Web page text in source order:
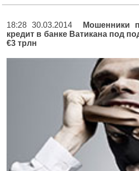
18:28 30.03.2014
Мошенники
кредит в банке Ватикана под
€3 трлн